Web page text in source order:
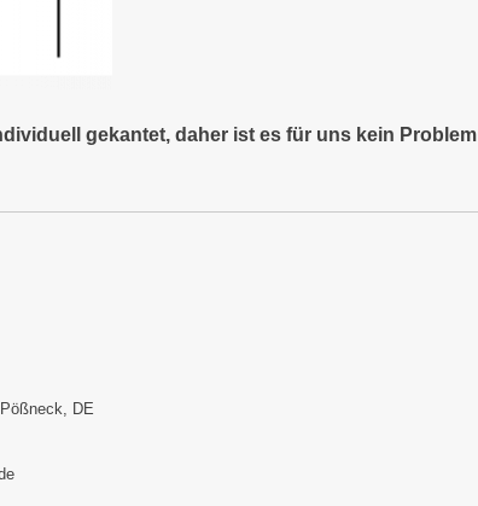
gekantet, daher ist es für uns kein
DE